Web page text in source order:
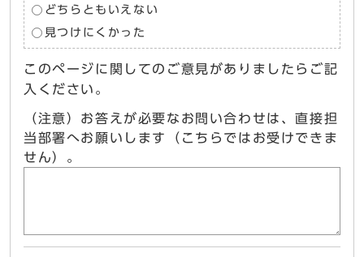
どちらともいえない
見つけにくかった
このページに関してのご意見がありましたらご記
入ください。
（注意）お答えが必要なお問い合わせは、直接担
当部署へお願いします（こちらではお受けできま
せん）。